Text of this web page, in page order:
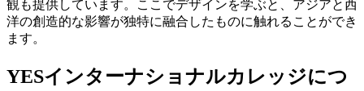
観も提供しています。ここでデザインを学ぶと、アジアと西
洋の創造的な影響が独特に融合したものに触れることができ
ます。
YESインターナショナルカレッジにつ